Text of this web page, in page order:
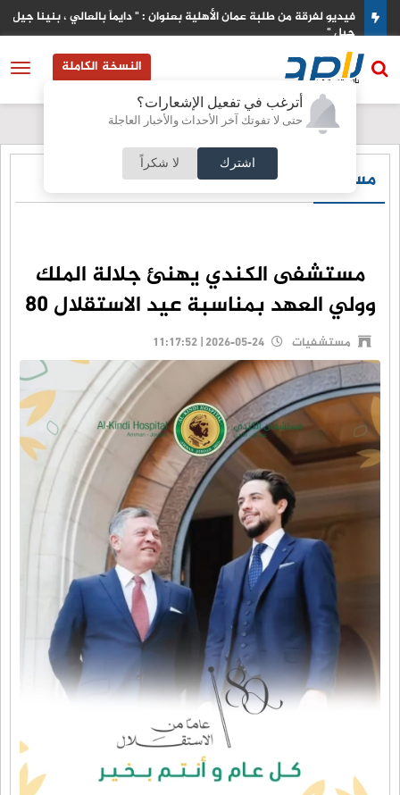
أترغب في تفعيل الإشعارات؟
حتى لا تفوتك آخر الأحداث والأخبار العاجلة
اشترك لا شكراً
فيديو لفرقة من طلبة عمان الأهلية بعنوان : " دايماً بالعالي ، بنينا جيل
جيل "
النسخة الكاملة
مستشفيات
مستشفى الكندي يهنئ جلالة الملك
وولي العهد بمناسبة عيد الاستقلال 80
مستشفيات